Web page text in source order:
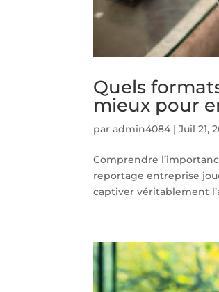
Quels
mieux pour
paradmin4084 |Juil 21,
Comprendre
reportage entreprise
captiver véritablement